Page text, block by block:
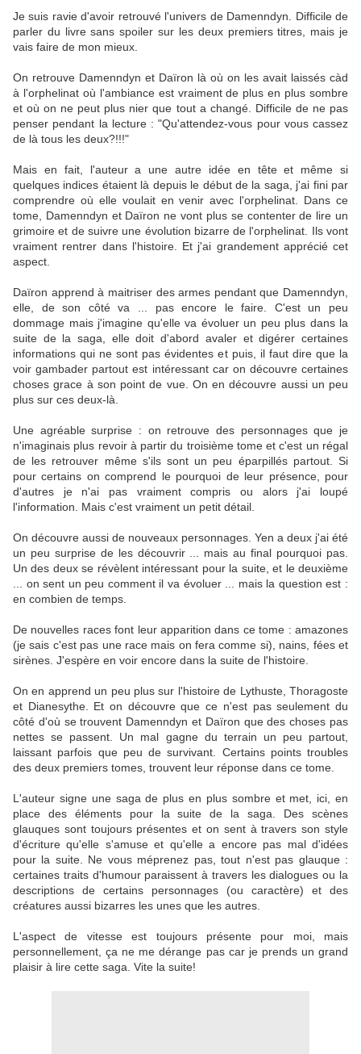
Je suis ravie d'avoir retrouvé l'univers de Damenndyn. Difficile de
parler du livre sans spoiler sur les deux premiers titres, mais je
vais faire de mon mieux.
On retrouve Damenndyn et Daïron là où on les avait laissés càd
à l'orphelinat où l'ambiance est vraiment de plus en plus sombre
et où on ne peut plus nier que tout a changé. Difficile de ne pas
penser pendant la lecture : "Qu'attendez-vous pour vous cassez
de là tous les deux?!!!"
Mais en fait, l'auteur a une autre idée en tête et même si
quelques indices étaient là depuis le début de la saga, j'ai fini par
comprendre où elle voulait en venir avec l'orphelinat. Dans ce
tome, Damenndyn et Daïron ne vont plus se contenter de lire un
grimoire et de suivre une évolution bizarre de l'orphelinat. Ils vont
vraiment rentrer dans l'histoire. Et j'ai grandement apprécié cet
aspect.
Daïron apprend à maitriser des armes pendant que Damenndyn,
elle, de son côté va ... pas encore le faire. C'est un peu
dommage mais j'imagine qu'elle va évoluer un peu plus dans la
suite de la saga, elle doit d'abord avaler et digérer certaines
informations qui ne sont pas évidentes et puis, il faut dire que la
voir gambader partout est intéressant car on découvre certaines
choses grace à son point de vue. On en découvre aussi un peu
plus sur ces deux-là.
Une agréable surprise : on retrouve des personnages que je
n'imaginais plus revoir à partir du troisième tome et c'est un régal
de les retrouver même s'ils sont un peu éparpillés partout. Si
pour certains on comprend le pourquoi de leur présence, pour
d'autres je n'ai pas vraiment compris ou alors j'ai loupé
l'information. Mais c'est vraiment un petit détail.
On découvre aussi de nouveaux personnages. Yen a deux j'ai été
un peu surprise de les découvrir ... mais au final pourquoi pas.
Un des deux se révèlent intéressant pour la suite, et le deuxième
... on sent un peu comment il va évoluer ... mais la question est :
en combien de temps.
De nouvelles races font leur apparition dans ce tome : amazones
(je sais c'est pas une race mais on fera comme si), nains, fées et
sirènes. J'espère en voir encore dans la suite de l'histoire.
On en apprend un peu plus sur l'histoire de Lythuste, Thoragoste
et Dianesythe. Et on découvre que ce n'est pas seulement du
côté d'où se trouvent Damenndyn et Daïron que des choses pas
nettes se passent. Un mal gagne du terrain un peu partout,
laissant parfois que peu de survivant. Certains points troubles
des deux premiers tomes, trouvent leur réponse dans ce tome.
L'auteur signe une saga de plus en plus sombre et met, ici, en
place des éléments pour la suite de la saga. Des scènes
glauques sont toujours présentes et on sent à travers son style
d'écriture qu'elle s'amuse et qu'elle a encore pas mal d'idées
pour la suite. Ne vous méprenez pas, tout n'est pas glauque :
certaines traits d'humour paraissent à travers les dialogues ou la
descriptions de certains personnages (ou caractère) et des
créatures aussi bizarres les unes que les autres.
L'aspect de vitesse est toujours présente pour moi, mais
personnellement, ça ne me dérange pas car je prends un grand
plaisir à lire cette saga. Vite la suite!